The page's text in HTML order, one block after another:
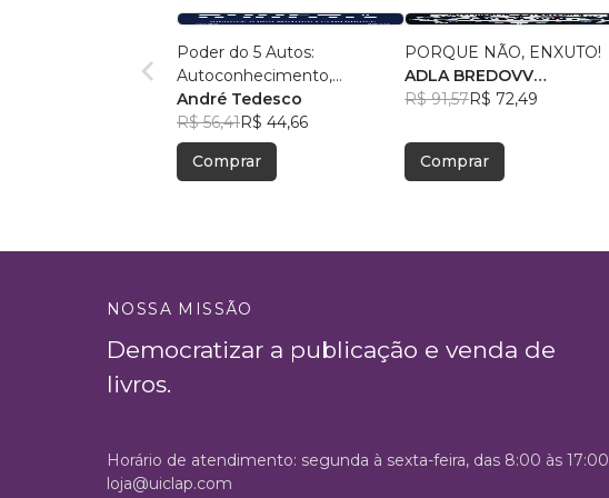
Poder do 5 Autos:
Autoconhecimento,
Autocontrole, Autoestima,
Autoconfiança e
Autoperformance
André Tedesco
R$ 56,41R$ 44,66
Comprar
PORQUE NÃO, ENXUTO!
ADLA BREDOVV
VERMEULEN
R$ 91,57R$ 72,49
Comprar
NOSSA MISSÃO
Democratizar a publicação e venda de
livros.
Horário de atendimento: segunda à sexta-feira, das 8:00 às 17:00
loja@uiclap.com